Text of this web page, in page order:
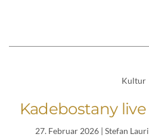
Kultur
Kadebostany
27. Februar 2026 | Stefan